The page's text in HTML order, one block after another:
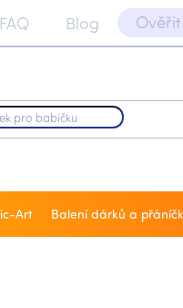
FAQ Blog Ověřit
Art Balení dárků a